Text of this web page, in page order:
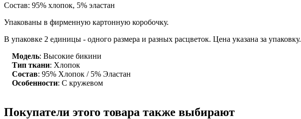
Состав: 95% хлопок, 5% эластан
Упакованы в фирменную картонную коробочку.
В упаковке 2 единицы - одного размера и разных расцветок. Цена указана за упаковку.
Модель: Высокие бикини
Тип ткани: Хлопок
Состав: 95% Хлопок / 5% Эластан
Особенности: С кружевом
Покупатели этого товара также выбирают